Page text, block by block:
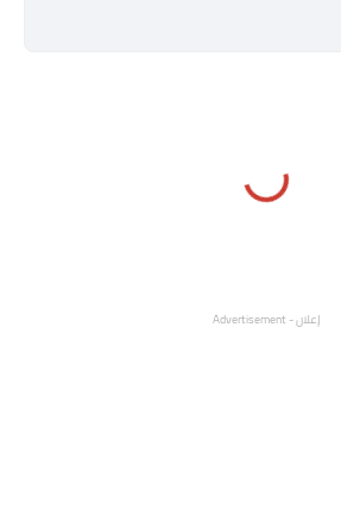
إعلان - Advertisement